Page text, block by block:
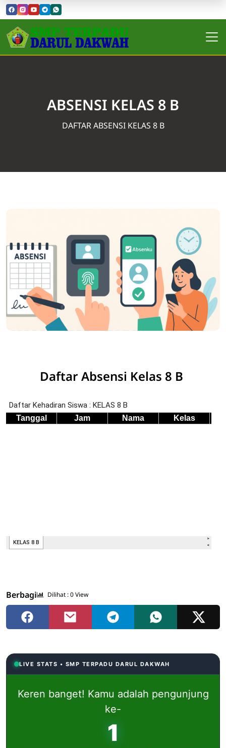
ABSENSI KELAS 8 B
DAFTAR ABSENSI KELAS 8 B
Daftar Absensi Kelas 8 B
Berbagi Dilihat :0View
LIVE STATS • SMP TERPADU DARUL DAKWAH
Keren banget! Kamu adalah pengunjung
ke-
1